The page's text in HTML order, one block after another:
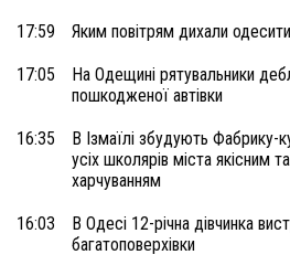
17:59 Яким повітрям дихали
17:05
На Одещині рятувальники
пошкодженої автівки
16:35
В Ізмаїлі збудують Фабрику-
усіх школярів міста якісним
харчуванням
16:03
В Одесі 12-річна дівчинка
багатоповерхівки